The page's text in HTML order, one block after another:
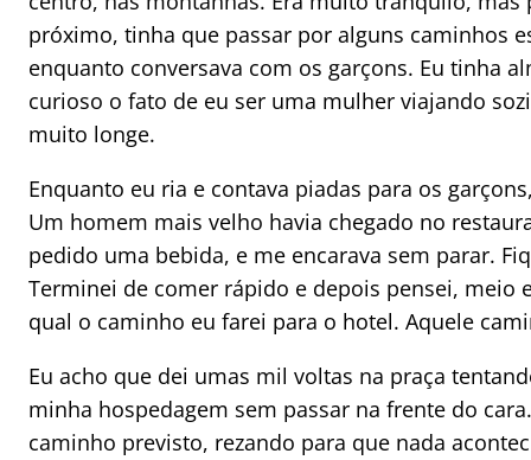
próximo, tinha que passar por alguns caminhos
enquanto conversava com os garçons. Eu tinha
curioso o fato de eu ser uma mulher viajando
muito longe.
Enquanto eu ria e contava piadas para os
Um homem mais velho havia chegado no
pedido uma bebida, e me encarava sem parar.
Terminei de comer rápido e depois pensei, meio
qual o caminho eu farei para o hotel. Aquele
Eu acho que dei umas mil voltas na praça
minha hospedagem sem passar na frente do
caminho previsto, rezando para que nada